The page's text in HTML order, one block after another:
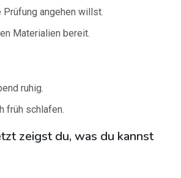
Prüfung angehen willst.
Materialien bereit.
ruhig.
früh schlafen.
zeigst du, was du kannst